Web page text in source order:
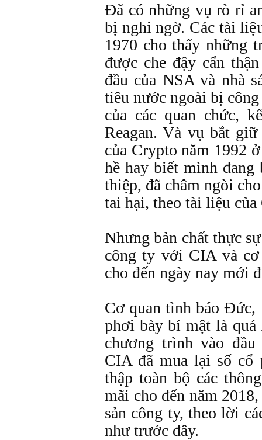
Đã có những vụ rò rỉ
bị nghi ngờ. Các tài
1970 cho thấy những
được che đậy cẩn
đầu của NSA và nhà
tiêu nước ngoài bị
của các quan chức,
Reagan. Và vụ bắt
của Crypto năm 1992
hề hay biết mình đang
thiệp, đã châm ngòi
tai hại, theo tài liệu
Nhưng bản chất thực
công ty với CIA và
cho đến ngày nay mới
Cơ quan tình báo
phơi bày bí mật là
chương trình vào
CIA đã mua lại số cổ
thập toàn bộ các
mãi cho đến năm
sản công ty, theo lời
như trước đây.